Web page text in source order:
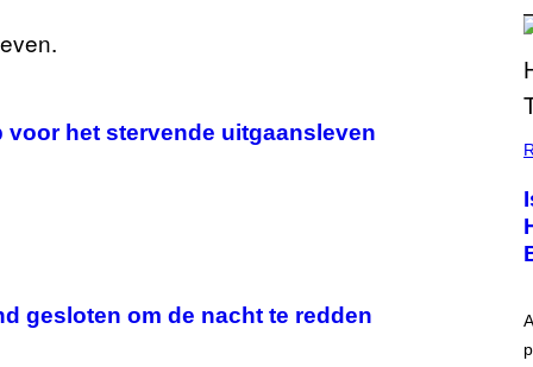
het stervende uitgaansleven
gesloten om de nacht te redden